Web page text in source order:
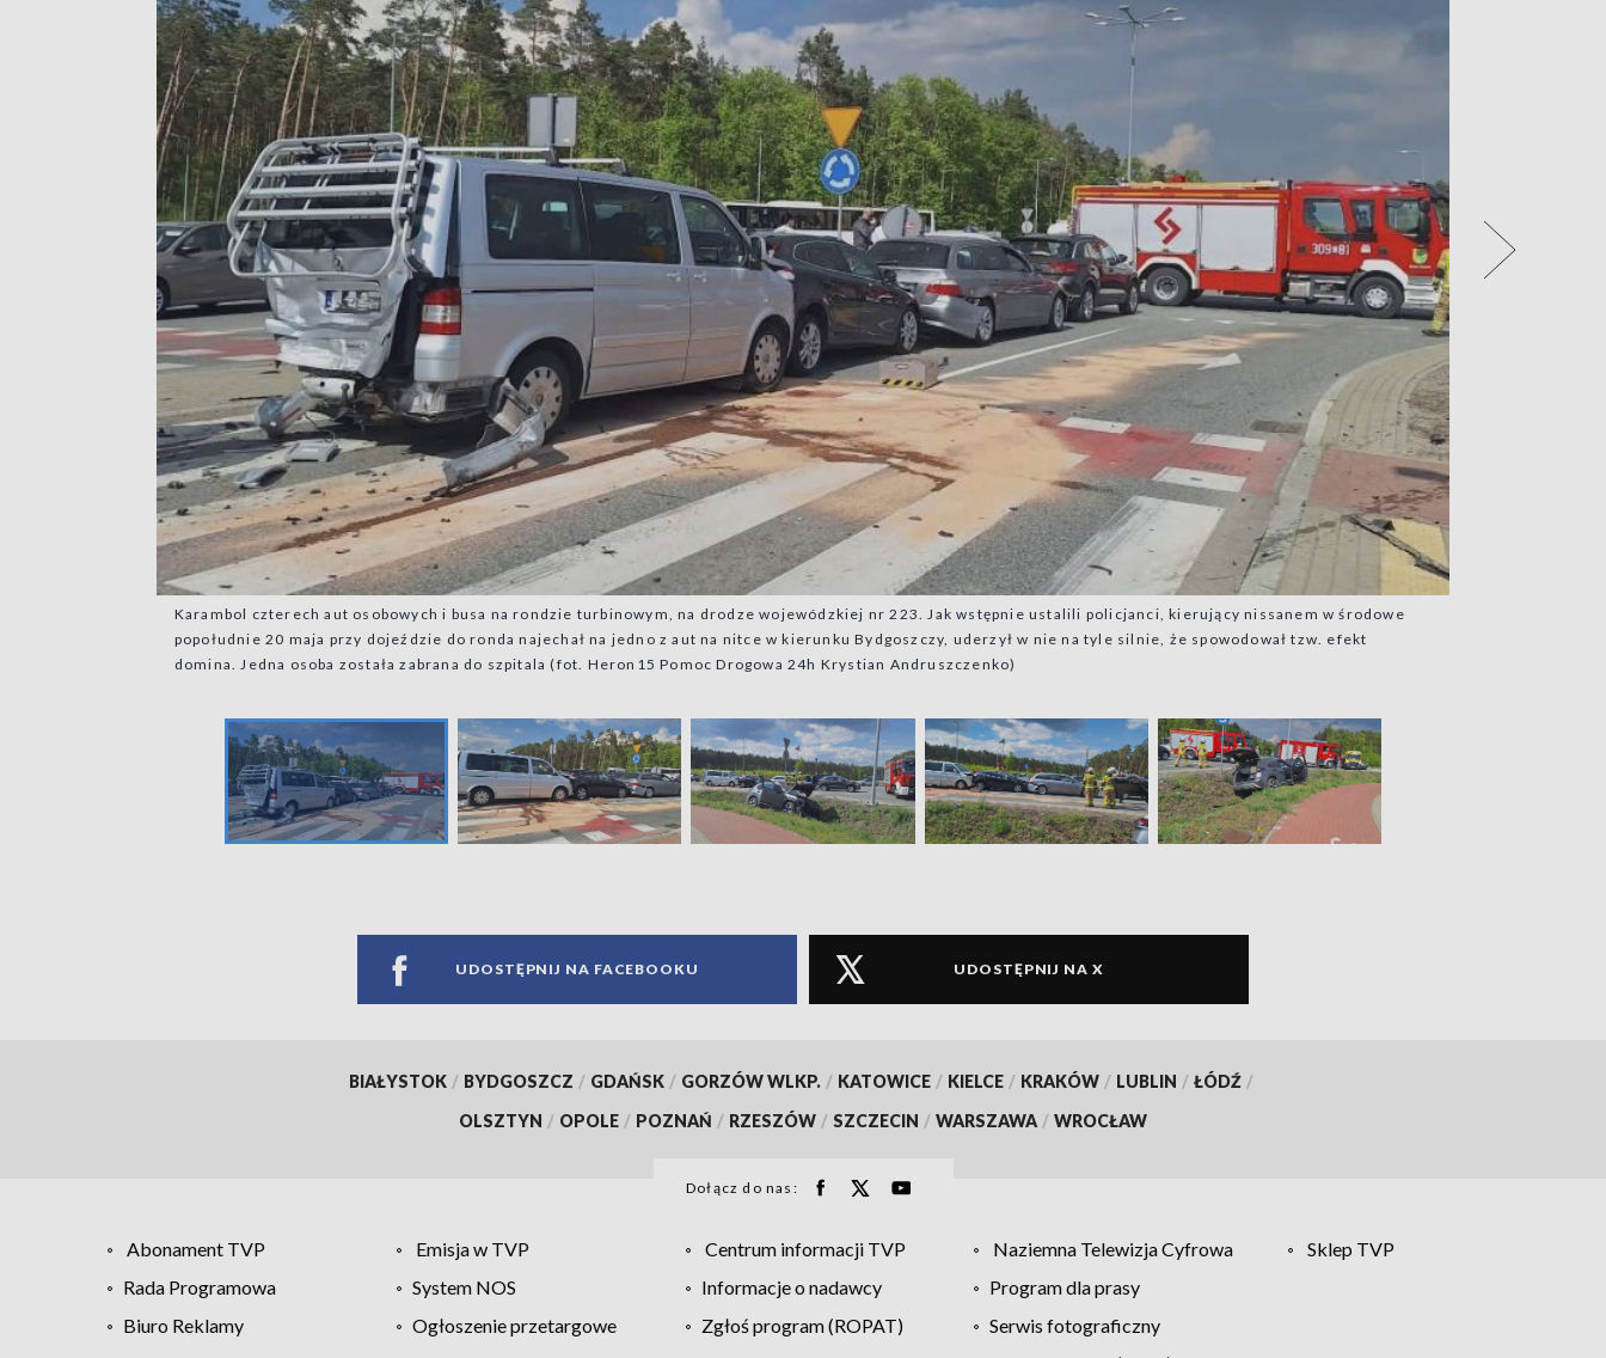
Karambol czterech aut osobowych i busa na rondzie turbinowym, na drodze wojewódzkiej nr 223. Jak wstępnie ustalili policjanci, kierujący nissanem w środowe
popołudnie 20 maja przy dojeździe do ronda najechał na jedno z aut na nitce w kierunku Bydgoszczy, uderzył w nie na tyle silnie, że spowodował tzw. efekt
domina. Jedna osoba została zabrana do szpitala (fot. Heron15 Pomoc Drogowa 24h Krystian Andruszczenko)
UDOSTĘPNIJ NA FACEBOOKU UDOSTĘPNIJ NA X
BIAŁYSTOK / BYDGOSZCZ / GDAŃSK / GORZÓW WLKP. / KATOWICE / KIELCE / KRAKÓW / LUBLIN / ŁÓDŹ /
OLSZTYN / OPOLE / POZNAŃ / RZESZÓW / SZCZECIN / WARSZAWA / WROCŁAW
Dołącz do nas:
Abonament TVP Emisja w TVP Centrum informacji TVP Naziemna Telewizja Cyfrowa
Sklep TVP
Rada Programowa
System NOS Informacje o nadawcy
Program dla prasy
Biuro Reklamy
Ogłoszenie przetargowe Zgłoś program (ROPAT)
Serwis fotograficzny